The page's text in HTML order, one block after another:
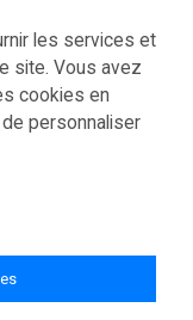
les services et
site. Vous avez
cookies en
personnaliser